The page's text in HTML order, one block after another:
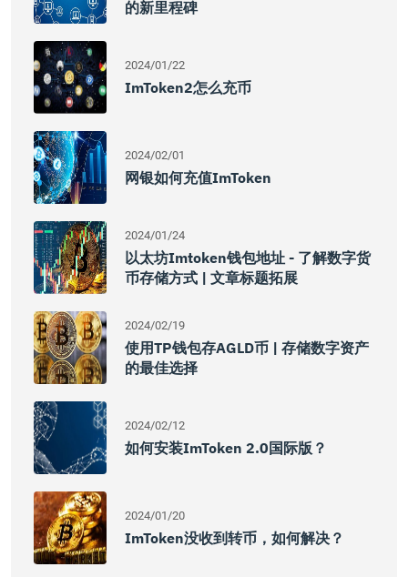
的新里程碑
2024/01/22
ImToken2怎么充币
2024/02/01
网银如何充值imToken
2024/01/24
以太坊imtoken钱包地址 - 了解数字货
币存储方式 | 文章标题拓展
2024/02/19
使用TP钱包存AGLD币 | 存储数字资产
的最佳选择
2024/02/12
如何安装imToken 2.0国际版？
2024/01/20
ImToken没收到转币，如何解决？